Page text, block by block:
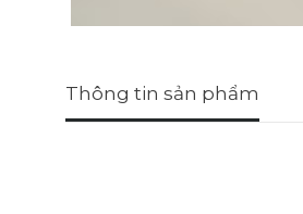
Thông tin sản phẩm